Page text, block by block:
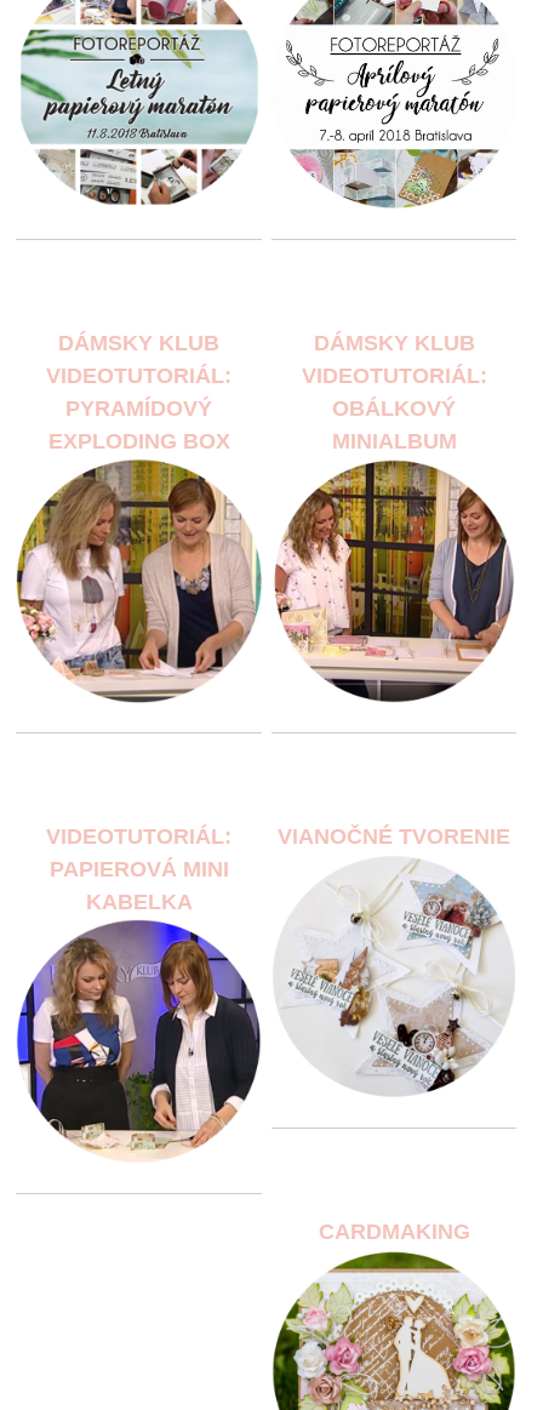
DÁMSKY KLUB
VIDEOTUTORIÁL:
PYRAMÍDOVÝ
EXPLODING BOX
DÁMSKY KLUB
VIDEOTUTORIÁL:
OBÁLKOVÝ
MINIALBUM
VIDEOTUTORIÁL:
PAPIEROVÁ MINI
KABELKA
VIANOČNÉ TVORENIE
CARDMAKING